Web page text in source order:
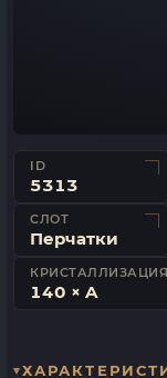
ID
5313
СЛОТ
Перчатки
КРИСТАЛЛИЗАЦИЯ
140 × A